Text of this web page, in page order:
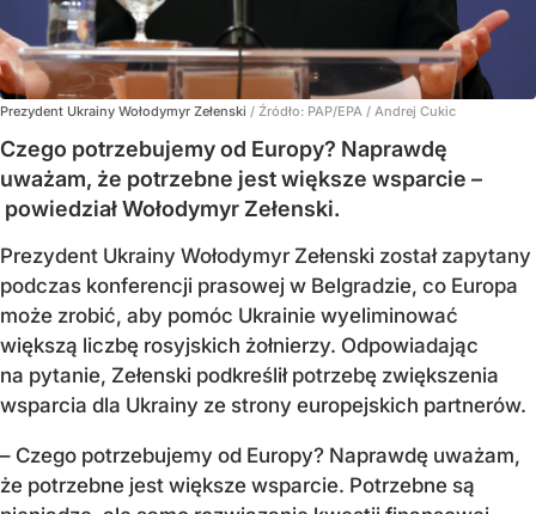
Prezydent Ukrainy Wołodymyr Zełenski / Źródło: PAP/EPA / Andrej Cukic
Czego potrzebujemy od Europy? Naprawdę
uważam, że potrzebne jest większe wsparcie –
powiedział Wołodymyr Zełenski.
Prezydent Ukrainy Wołodymyr Zełenski został zapytany
podczas konferencji prasowej w Belgradzie, co Europa
może zrobić, aby pomóc Ukrainie wyeliminować
większą liczbę rosyjskich żołnierzy. Odpowiadając
na pytanie, Zełenski podkreślił potrzebę zwiększenia
wsparcia dla Ukrainy ze strony europejskich partnerów.
– Czego potrzebujemy od Europy? Naprawdę uważam,
że potrzebne jest większe wsparcie. Potrzebne są